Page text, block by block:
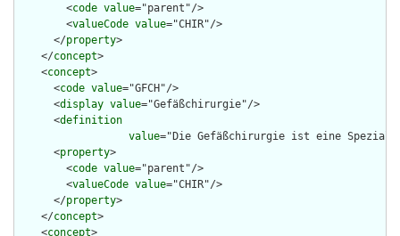
        <
code value="parent"/>
        <
valueCode value="CHIR"/>
      </
property>
    </
concept>
    <
concept>
      <
code value="GFCH"/>
      <
display value="Gefäßchirurgie"/>
      <
definition
value="Die Gefäßchirurgie ist eine
      <
property>
        <
code value="parent"/>
        <
valueCode value="CHIR"/>
      </
property>
    </
concept>
    <
concept>